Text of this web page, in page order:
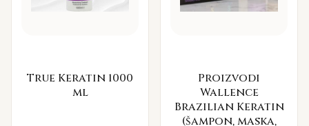
True Keratin 1000
ml
Proizvodi
Wallence
Brazilian Keratin
(šampon, maska,